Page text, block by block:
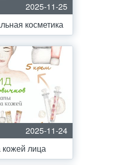
2025-11-25
косметика
2025-11-24
кожей лица